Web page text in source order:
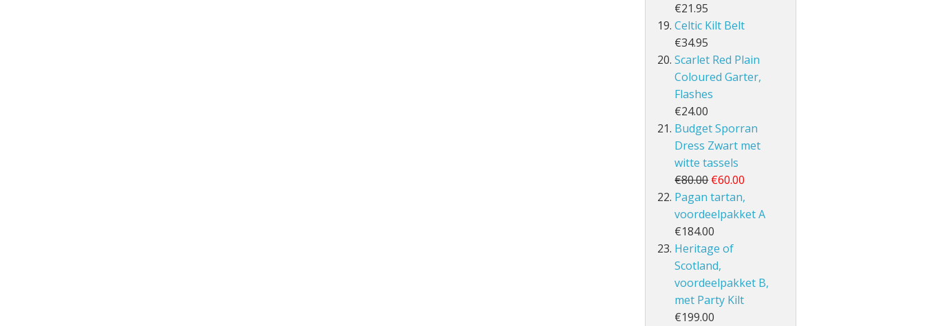
€21.95
Celtic Kilt Belt
€34.95
Scarlet Red Plain
Coloured Garter,
Flashes
€24.00
Budget Sporran
Dress Zwart met
witte tassels
€80.00 €60.00
Pagan tartan,
voordeelpakket A
€184.00
Heritage of
Scotland,
voordeelpakket B,
met Party Kilt
€199.00